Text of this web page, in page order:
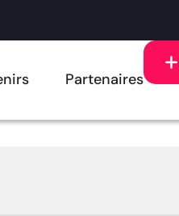
Partenaires